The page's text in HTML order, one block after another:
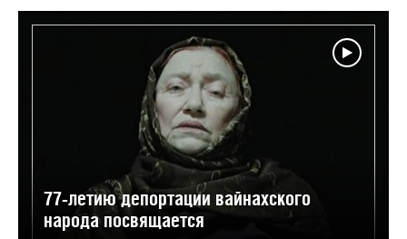
77-летию депортации вайнахского
народа посвящается